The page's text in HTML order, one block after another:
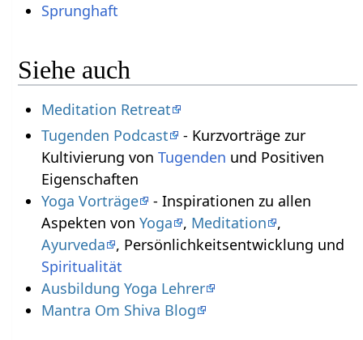
Sprunghaft
Siehe auch
Meditation Retreat
Tugenden Podcast
- Kurzvorträge zur
Kultivierung von Tugenden und Positiven
Eigenschaften
Yoga Vorträge
- Inspirationen zu allen
Aspekten von Yoga , Meditation
,
Ayurveda
, Persönlichkeitsentwicklung und
Spiritualität
Ausbildung Yoga Lehrer
Mantra Om Shiva Blog